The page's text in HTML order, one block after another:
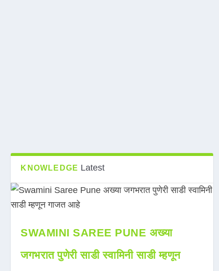
KNOWLEDGE Latest
SWAMINI SAREE PUNE अख्या
जगभरात पुणेरी साडी स्वामिनी साडी म्हणून